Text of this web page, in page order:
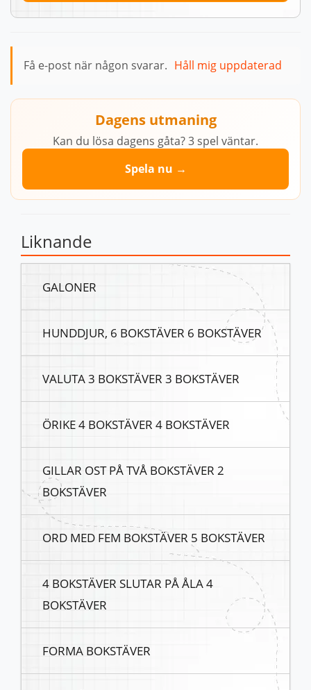
Få e-post när någon svarar. Håll mig uppdaterad
Dagens utmaning
Kan du lösa dagens gåta? 3 spel väntar.
Spela nu →
Liknande
GALONER
HUNDDJUR, 6 BOKSTÄVER 6 BOKSTÄVER
VALUTA 3 BOKSTÄVER 3 BOKSTÄVER
ÖRIKE 4 BOKSTÄVER 4 BOKSTÄVER
GILLAR OST PÅ TVÅ BOKSTÄVER 2
BOKSTÄVER
ORD MED FEM BOKSTÄVER 5 BOKSTÄVER
4 BOKSTÄVER SLUTAR PÅ ÅLA 4
BOKSTÄVER
FORMA BOKSTÄVER